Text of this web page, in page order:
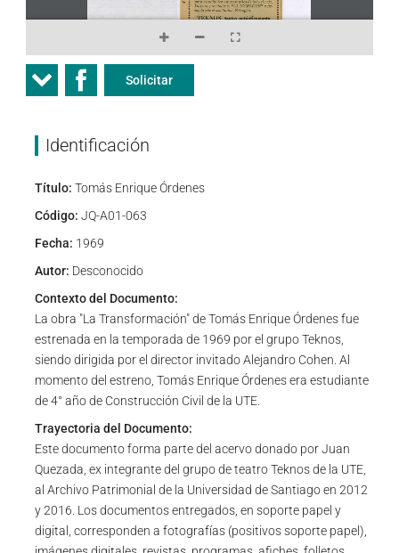
Solicitar
Identificación
Título: Tomás Enrique Órdenes
Código: JQ-A01-063
Fecha: 1969
Autor: Desconocido
Contexto del Documento:
La obra "La Transformación" de Tomás Enrique Órdenes fue
estrenada en la temporada de 1969 por el grupo Teknos,
siendo dirigida por el director invitado Alejandro Cohen. Al
momento del estreno, Tomás Enrique Órdenes era estudiante
de 4° año de Construcción Civil de la UTE.
Trayectoria del Documento:
Este documento forma parte del acervo donado por Juan
Quezada, ex integrante del grupo de teatro Teknos de la UTE,
al Archivo Patrimonial de la Universidad de Santiago en 2012
y 2016. Los documentos entregados, en soporte papel y
digital, corresponden a fotografías (positivos soporte papel),